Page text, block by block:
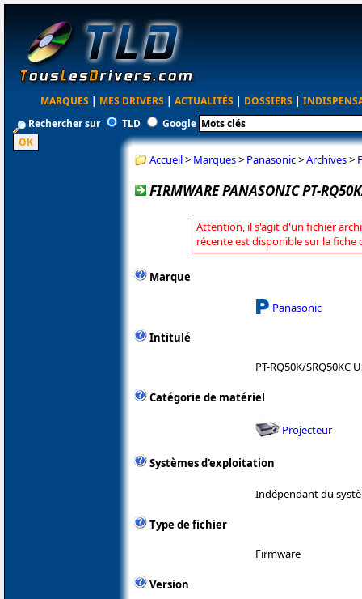
MARQUES | MES DRIVERS | ACTUALITÉS | DOSSIERS |
Rechercher sur
TLD Google
Accueil> Marques> Panasonic>Archives>
FIRMWARE PANASONIC PT-
Attention, il s'agit d'un fichier
récente est disponible sur la fiche
Marque
Panasonic
Intitulé
PT-RQ50K/SRQ50KC
Catégorie de matériel
Projecteur
Systèmes d'exploitation
Indépendant du
Type de fichier
Firmware
Version